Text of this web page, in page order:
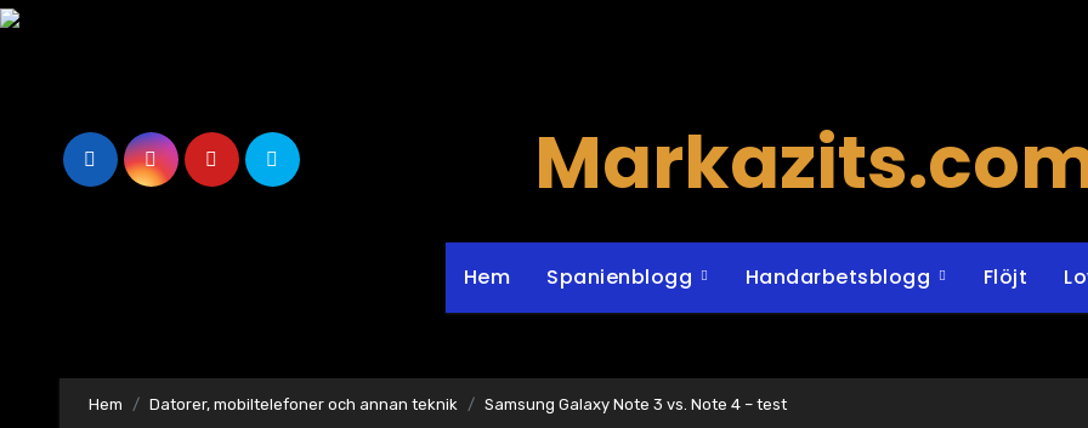
Hoppa
Hem Spanienblogg Handarbetsblogg Flöjt
Hem Datorer, mobiltelefoner och annan teknik Samsung Galaxy Note 3 vs. Note 4 – test